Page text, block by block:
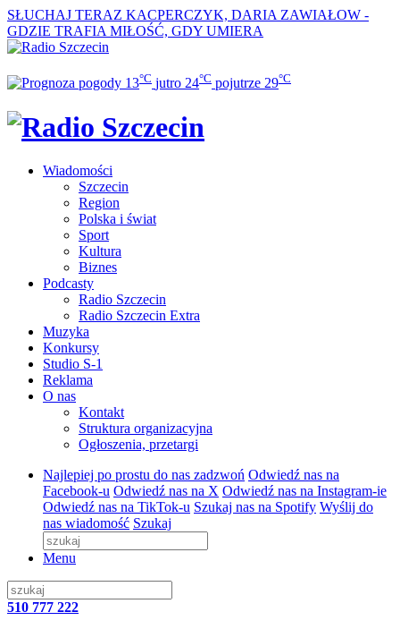
SŁUCHAJ TERAZ KACPERCZYK, DARIA ZAWIAŁOW -
GDZIE TRAFIA MIŁOŚĆ, GDY UMIERA
13°C jutro 24°C pojutrze 29°C
Wiadomości
Szczecin
Region
Polska i świat
Sport
Kultura
Biznes
Podcasty
Radio Szczecin
Radio Szczecin Extra
Muzyka
Konkursy
Studio S-1
Reklama
O nas
Kontakt
Struktura organizacyjna
Ogłoszenia, przetargi
Najlepiej po prostu do nas zadzwoń Odwiedź nas na
Facebook-u Odwiedź nas na X Odwiedź nas na Instagram-ie
Odwiedź nas na TikTok-u Szukaj nas na Spotify Wyślij do
nas wiadomość Szukaj
Menu
510 777 222